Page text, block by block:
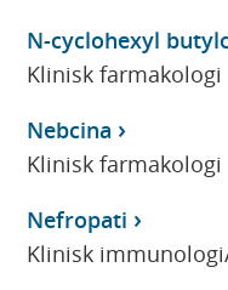
N-cyclohexyl
Klinisk farmakologi
Nebcina
Klinisk farmakologi
Nefropati
Klinisk